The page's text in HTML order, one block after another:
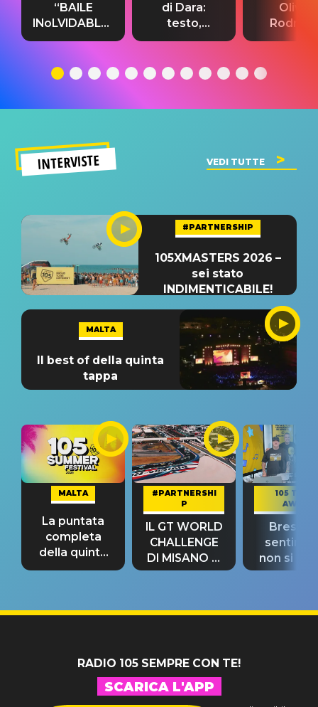
“BAILE
INoLVIDABLE”:
testo,
significato
di Dara:
testo,
traduzione e
del singolo
Olivia
testo,
INTERVISTE VEDI TUTTE
#PARTNERSHIP
105XMASTERS 2026 –
sei stato
INDIMENTICABILE!
MALTA
Il best of della quinta
tappa
MALTA
La puntata
completa
della quinta
tappa
#PARTNERSHI
P
IL GT WORLD
CHALLENGE
DI MISANO si
riconferma
105 TAKE
AWAY
Bresh:
non si
fino alla
RADIO 105 SEMPRE CON TE!
SCARICA L'APP